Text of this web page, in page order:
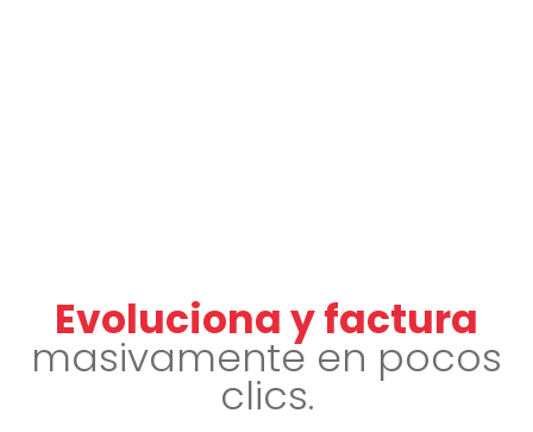
Evoluciona y factura
masivamente en pocos
clics.